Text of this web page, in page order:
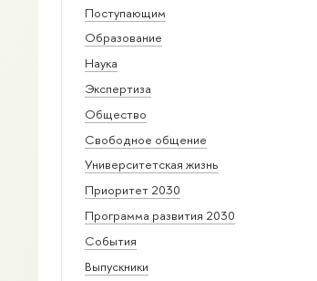
Поступающим
Образование
Наука
Экспертиза
Общество
Свободное общение
Университетская жизнь
Приоритет 2030
Программа развития 2030
События
Выпускники